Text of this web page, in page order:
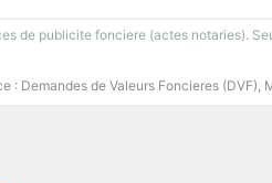
de publicite fonciere (actes notaries).
Demandes de Valeurs Foncieres (DVF),